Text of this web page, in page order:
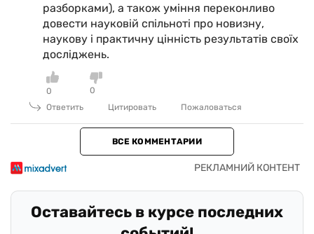
разборками), а також уміння переконливо
довести науковій спільноті про новизну,
наукову і практичну цінність результатів своїх
досліджень.
0
0
Ответить
Цитировать Пожаловаться
ВСЕ КОММЕНТАРИИ
Оставайтесь в курсе последних